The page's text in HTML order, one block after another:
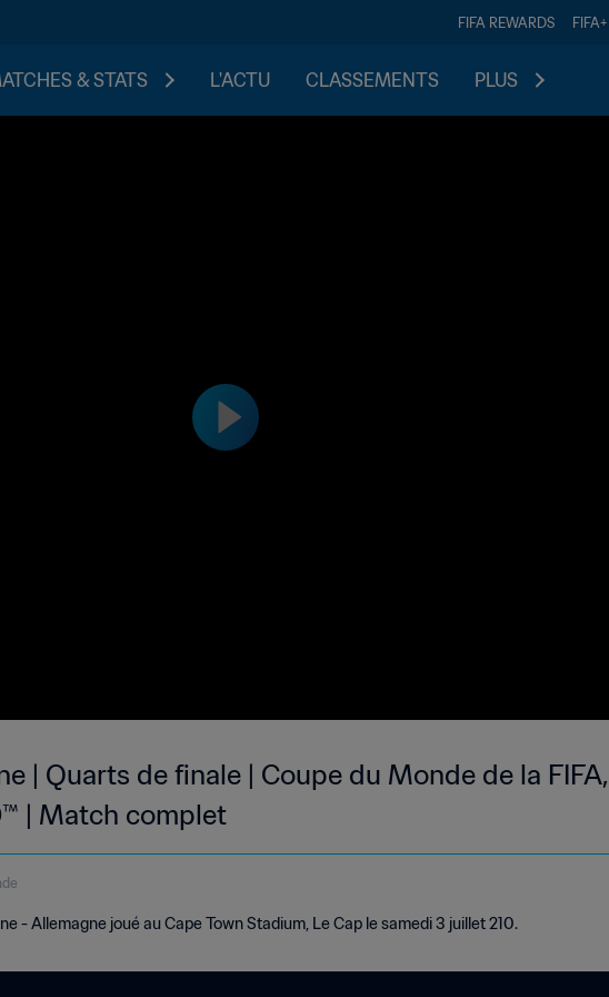
FIFA REWARDS FIFA+
& STATS L'ACTU CLASSEMENTS PLUS
| Quarts de finale | Coupe du Monde de la FIFA,
| Match complet
- Allemagne joué au Cape Town Stadium, Le Cap le samedi 3 juillet 210.